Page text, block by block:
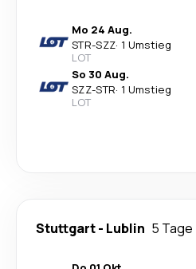
Mo 24 Aug.
STR-SZZ· 1 Umstieg
LOT
So 30 Aug.
SZZ-STR· 1 Umstieg
LOT
Stuttgart- Lublin 5 Tage